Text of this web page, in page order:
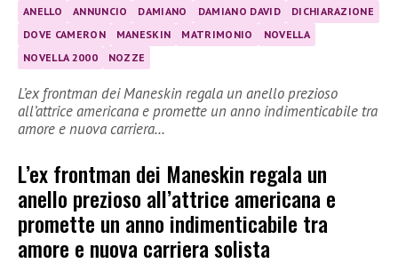
ANELLO ANNUNCIO DAMIANO DAMIANO DAVID
DICHIARAZIONE
DOVE CAMERON
MANESKIN MATRIMONIO
NOVELLA
NOVELLA 2000
NOZZE
L’ex frontman dei Maneskin regala un anello prezioso
all’attrice americana e promette un anno indimenticabile tra
amore e nuova carriera…
L’ex frontman dei Maneskin regala un
anello prezioso all’attrice americana e
promette un anno indimenticabile tra
amore e nuova carriera solista